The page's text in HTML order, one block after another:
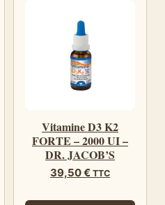
Vitamine D3 K2
FORTE – 2000 UI –
DR. JACOB’S
39,50€ TTC